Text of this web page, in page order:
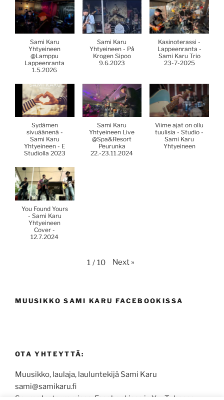
Sami Karu
Yhtyeineen
@Lamppu
Lappeenranta
1.5.2026
Sami Karu
Yhtyeineen - På
Krogen Sipoo
9.6.2023
Kasinoterassi -
Lappeenranta -
Sami Karu Trio
23-7-2025
Sydämen
sivuäänenä -
Sami Karu
Yhtyeineen - E
Studiolla 2023
Sami Karu
Yhtyeineen Live
@Spa&Resort
Peurunka
22.-23.11.2024
Viime ajat on ollu
tuulisia - Studio -
Sami Karu
Yhtyeineen
You Found Yours
- Sami Karu
Yhtyeineen
Cover -
12.7.2024
1 / 10 Next »
MUUSIKKO SAMI KARU FACEBOOKISSA
OTA YHTEYTTÄ:
Muusikko, laulaja, lauluntekijä Sami Karu
sami@samikaru.fi